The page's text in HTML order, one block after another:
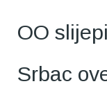
OO
Srbac